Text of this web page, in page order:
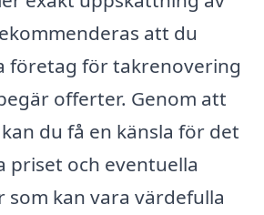
att du
företag för takrenovering
offerter. Genom att
du få en känsla för det
priset och eventuella
kan vara värdefulla